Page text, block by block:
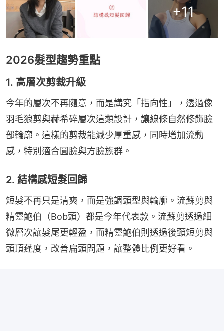
+11
2026髮型趨勢重點
1. 高層次剪裁升級
今年的層次不再隨意，而是講究「指向性」，透過像
羽毛狼剪與赫希碎層次這類設計，讓線條自然修飾臉
部輪廓。這樣的剪裁能減少厚重感，同時增加流動
感，特別適合圓臉與方臉族群。
2. 結構感短髮回歸
短髮不再只是清爽，而是強調頭型與輪廓。流蘇剪與
精靈鮑伯（Bob頭）都是今年代表款。流蘇剪透過細
微層次讓髮尾更輕盈，而精靈鮑伯則透過後頸短剪與
頭頂蓬度，改善扁頭問題，讓整體比例更好看。